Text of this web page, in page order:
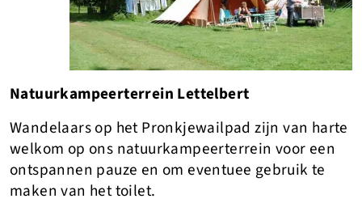
Natuurkampeerterrein Lettelbert
Wandelaars op het Pronkjewailpad zijn van harte
welkom op ons natuurkampeerterrein voor een
ontspannen pauze en om eventuee gebruik te
maken van het toilet.